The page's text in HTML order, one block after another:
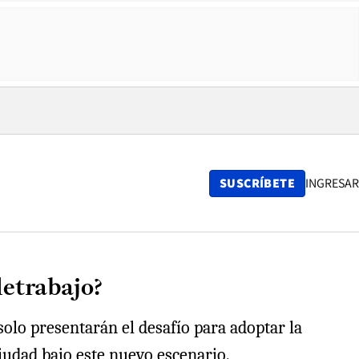
SUSCRÍBETE INGRESAR
presentarán el desafío para adoptar la